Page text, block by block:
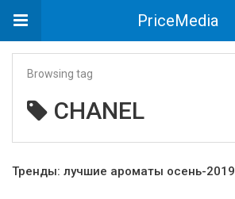
PriceMedia
Browsing tag
CHANEL
Тренды: лучшие ароматы осень-2019